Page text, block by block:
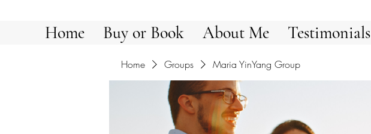
Home Buy or Book About Me Testimonials
Home Groups Maria YinYang Group